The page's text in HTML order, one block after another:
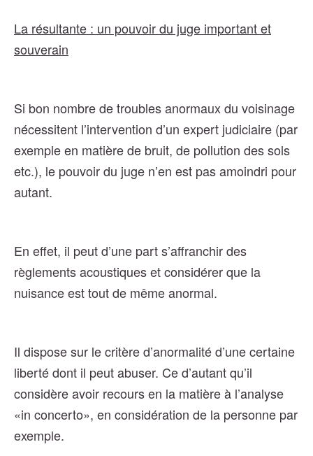
La résultante : un pouvoir du juge important et
souverain
Si bon nombre de troubles anormaux du voisinage
nécessitent l’intervention d’un expert judiciaire (par
exemple en matière de bruit, de pollution des sols
etc.), le pouvoir du juge n’en est pas amoindri pour
autant.
En effet, il peut d’une part s’affranchir des
règlements acoustiques et considérer que la
nuisance est tout de même anormal.
Il dispose sur le critère d’anormalité d’une certaine
liberté dont il peut abuser. Ce d’autant qu’il
considère avoir recours en la matière à l’analyse
«in concerto», en considération de la personne par
exemple.